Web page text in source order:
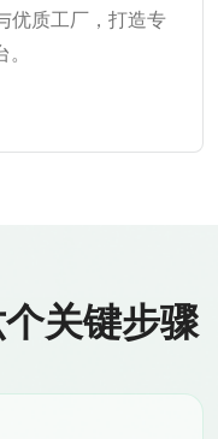
优质工厂，打造专
关键步骤